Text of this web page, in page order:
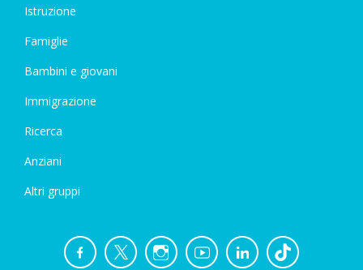
Istruzione
Famiglie
Bambini e giovani
Immigrazione
Ricerca
Anziani
Altri gruppi